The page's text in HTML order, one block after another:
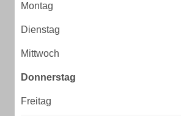
Montag
Dienstag
Mittwoch
Donnerstag
Freitag